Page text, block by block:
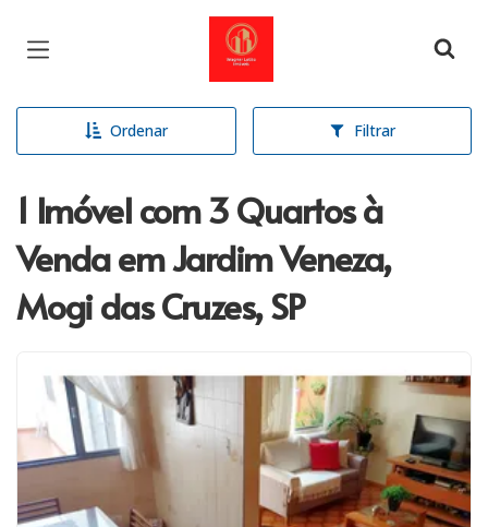
Página inicial
Ordenar Filtrar
1 Imóvel com 3 Quartos à
Venda em Jardim Veneza,
Mogi das Cruzes, SP